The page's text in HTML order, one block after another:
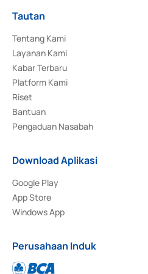
Tautan
Tentang Kami
Layanan Kami
Kabar Terbaru
Platform Kami
Riset
Bantuan
Pengaduan Nasabah
Download Aplikasi
Google Play
App Store
Windows App
Perusahaan Induk